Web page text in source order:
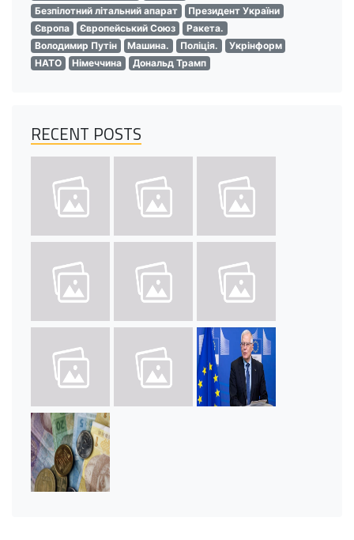
Безпілотний літальний апарат
Президент України
Європа
Європейський Союз
Ракета.
Володимир Путін
Машина. Поліція.
Укрінформ
НАТО
Німеччина Дональд Трамп
RECENT POSTS